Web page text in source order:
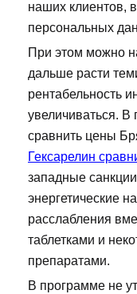
наших клиентов,
персональных
При этом можно
дальше расти
рентабельность
увеличиваться. В
сравнить цены
Гексарелин
западные
энергетические
расслабления
таблетками и
препаратами.
В программе не